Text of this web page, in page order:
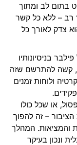
בתום לב ומתוך
רב – ללא כל קשר
צדק לאורך כל
בניסיונותיו
קשה להתרשם שזה
ולוחות זמנים
או שכל כולו
– זה להפוך
והמציאות. המהלך
ונכון בעיקר